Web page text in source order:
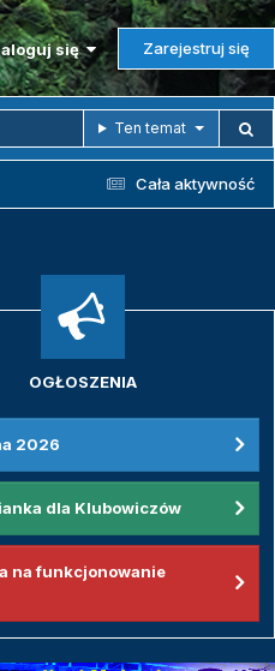
się Zarejestruj się
Ten temat
Cała aktywność
OGŁOSZENIA
2026
dla Klubowiczów
na funkcjonowanie